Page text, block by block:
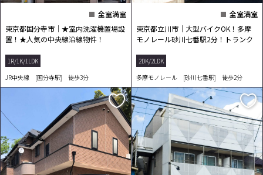
全室満室
東京都国分寺市｜★室内洗濯機置場設
置！★人気の中央線沿線物件！
1R/1K/1LDK
JR中央線 [国分寺駅] 徒歩3分
全室満室
東京都立川市｜大型バイクOK！多摩
モノレール砂川七番駅2分！トランク
2DK/2LDK
多摩モノレール [砂川七番駅] 徒歩2分